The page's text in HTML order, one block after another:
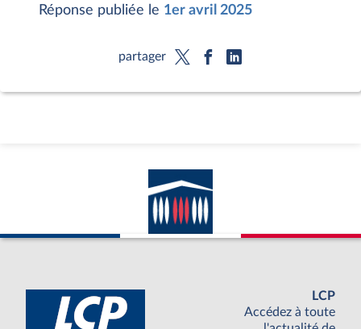
Réponse publiée le 1er avril 2025
partager
LCP
Accédez à toute